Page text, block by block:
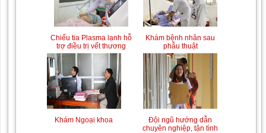
Chiếu tia Plasma lạnh hỗ
trợ điều trị vết thương
Khám bệnh nhân sau
phẫu thuật
Khám Ngoại khoa
Đội ngũ hướng dẫn
chuyên nghiệp, tận tình